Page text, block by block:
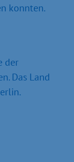
konnten.
der
Das Land